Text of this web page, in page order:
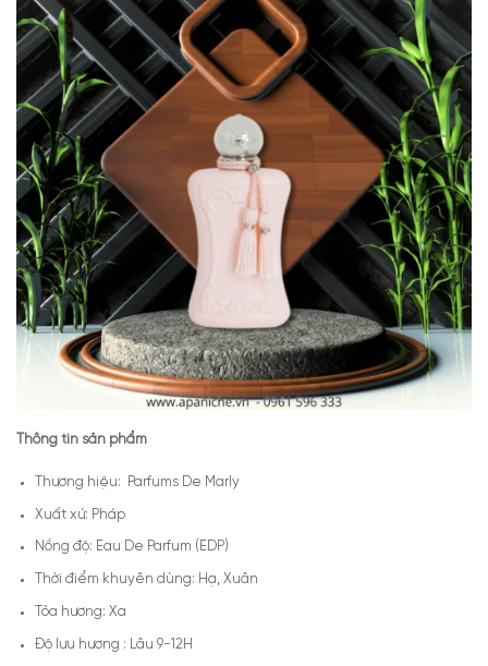
Thông tin sản phẩm
Thương hiệu: Parfums De Marly
Xuất xứ: Pháp
Nồng độ: Eau De Parfum (EDP)
Thời điểm khuyên dùng: Hạ, Xuân
Tỏa hương: Xa
Độ lưu hương : Lâu 9-12H